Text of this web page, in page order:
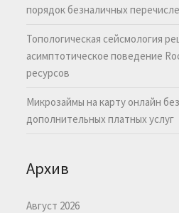
порядок безналичных
Топологическая сейсмология
асимптотическое поведение
ресурсов
Микрозаймы на карту онлайн
дополнительных платных услуг
Архив
Август 2026